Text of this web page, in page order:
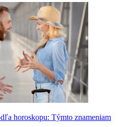
horoskopu: Týmto znameniam